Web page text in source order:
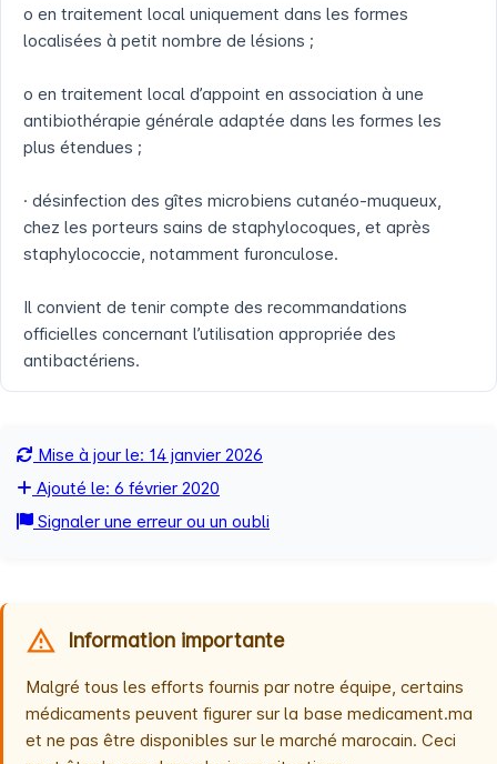
o en traitement local uniquement dans les formes
localisées à petit nombre de lésions ;
o en traitement local d’appoint en association à une
antibiothérapie générale adaptée dans les formes les
plus étendues ;
· désinfection des gîtes microbiens cutanéo-muqueux,
chez les porteurs sains de staphylocoques, et après
staphylococcie, notamment furonculose.
Il convient de tenir compte des recommandations
officielles concernant l’utilisation appropriée des
antibactériens.
Mise à jour le: 14 janvier 2026
Ajouté le: 6 février 2020
Signaler une erreur ou un oubli
Information importante
Malgré tous les efforts fournis par notre équipe, certains
médicaments peuvent figurer sur la base medicament.ma
et ne pas être disponibles sur le marché marocain. Ceci